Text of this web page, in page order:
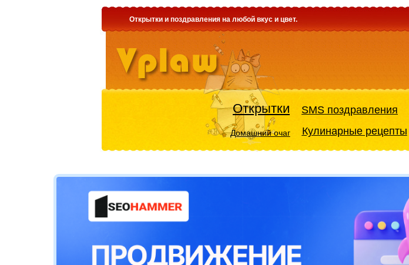
Открытки и поздравления на любой вкус и цвет.
Открытки SMS поздравления
Домашний очаг Кулинарные рецепты